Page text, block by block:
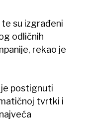
su izgrađeni
odličnih
rekao je
postignuti
tvrtki i